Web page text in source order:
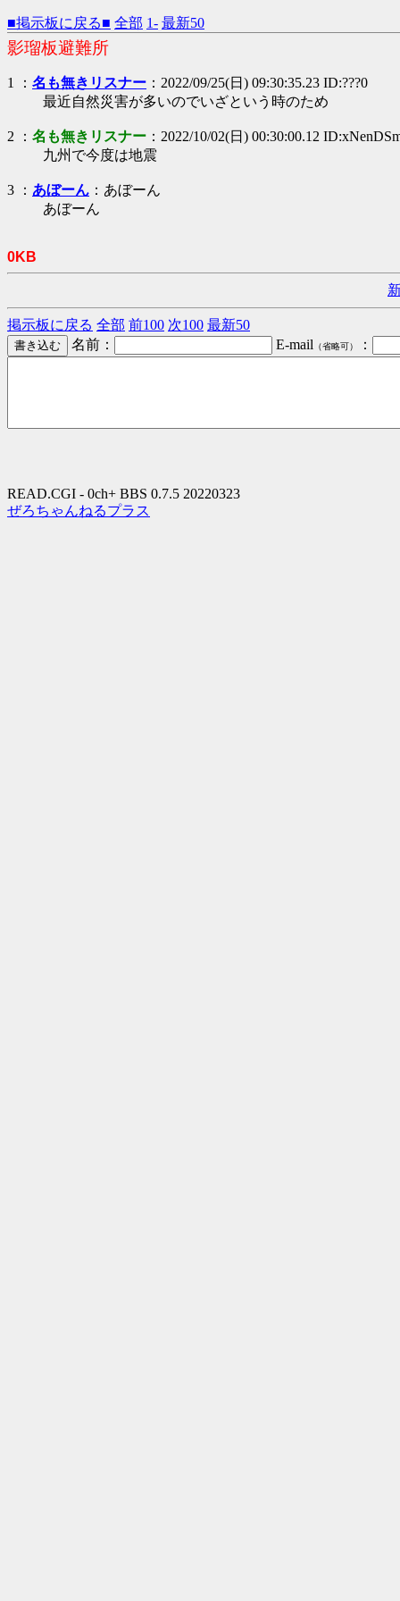
■掲示板に戻る■ 全部 1- 最新50
影瑠板避難所
1 ： 名も無きリスナー ：2022/09/25(日) 09:30:35.23 ID:???0
最近自然災害が多いのでいざという時のため
2 ： 名も無きリスナー ：2022/10/02(日) 00:30:00.12
九州で今度は地震
3 ： あぼーん ：あぼーん
あぼーん
0KB
掲示板に戻る 全部 前100 次100 最新50
名前：
E-mail （省略可） ：
READ.CGI - 0ch+ BBS 0.7.5 20220323
ぜろちゃんねるプラス